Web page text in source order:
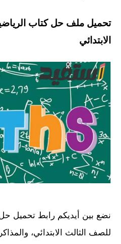
تحميل ملف حل كتاب
الابتدائي
نضع بين أيديكم رابط تحميل
للصف الثالث الابتدائي،